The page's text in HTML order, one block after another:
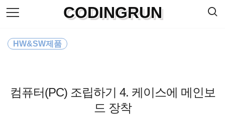
본
문
바
로
CODINGRUN
컴퓨터(PC) 조립하기 4. 케이스에 메인보
드 장착
HW&SW제품
색